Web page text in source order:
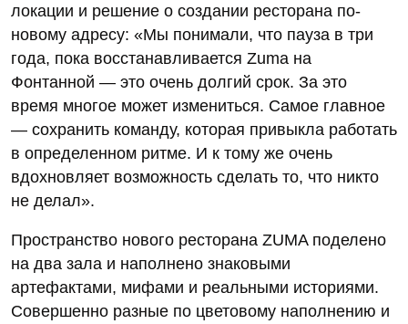
локации и решение о создании ресторана по-
новому адресу: «Мы понимали, что пауза в три
года, пока восстанавливается Zuma на
Фонтанной — это очень долгий срок. За это
время многое может измениться. Самое главное
— сохранить команду, которая привыкла работать
в определенном ритме. И к тому же очень
вдохновляет возможность сделать то, что никто
не делал».
Пространство нового ресторана ZUMA поделено
на два зала и наполнено знаковыми
артефактами, мифами и реальными историями.
Совершенно разные по цветовому наполнению и